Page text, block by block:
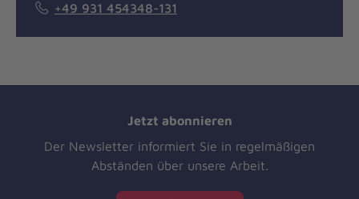
+49 931 454348-131
Jetzt abonnieren
Der Newsletter informiert Sie in regelmäßigen
Abständen über unsere Arbeit.